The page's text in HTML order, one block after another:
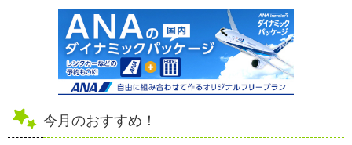
今月のおすすめ！